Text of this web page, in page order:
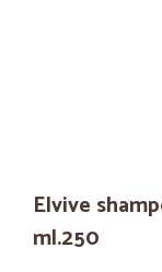
Elvive
ml.250